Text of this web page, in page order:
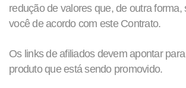
redução de valores que, de outra forma,
você de acordo com este Contrato.
Os links de afiliados devem apontar
produto que está sendo promovido.